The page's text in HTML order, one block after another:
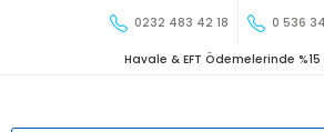
0232 483 42 18 0 536
Havale & EFT Ödemelerinde %15